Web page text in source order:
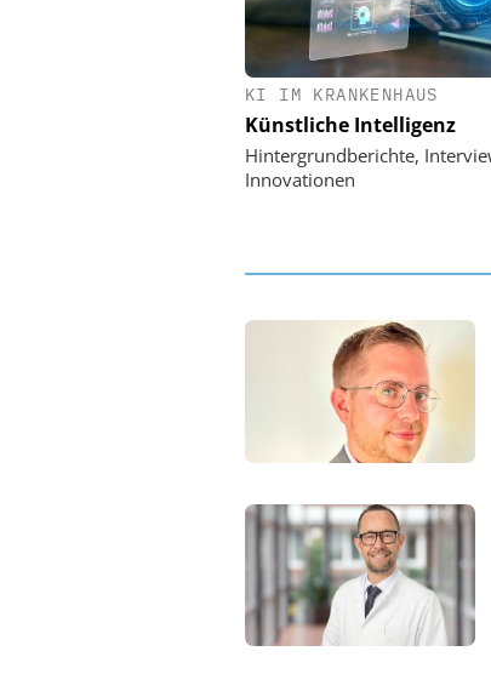
KI IM KRANKENHAUS
Künstliche Intelligenz
Hintergrundberichte,
Innovationen
EASY
Ordnung zur KI-